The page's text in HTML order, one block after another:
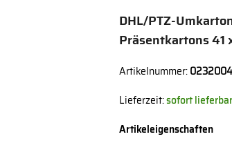
DHL/PTZ-
Präsentkartons 41
Artikelnummer:
Lieferzeit:sofort
Artikeleigenschaften